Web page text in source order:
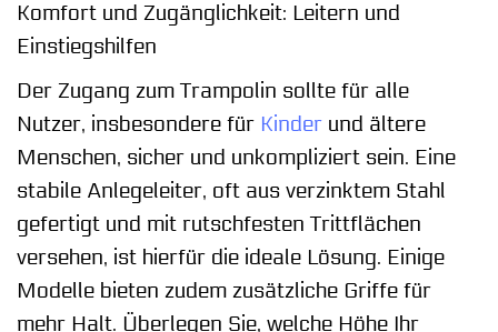
Komfort und Zugänglichkeit: Leitern und
Einstiegshilfen
Der Zugang zum Trampolin sollte für alle
Nutzer, insbesondere für Kinder und ältere
Menschen, sicher und unkompliziert sein. Eine
stabile Anlegeleiter, oft aus verzinktem Stahl
gefertigt und mit rutschfesten Trittflächen
versehen, ist hierfür die ideale Lösung. Einige
Modelle bieten zudem zusätzliche Griffe für
mehr Halt. Überlegen Sie, welche Höhe Ihr